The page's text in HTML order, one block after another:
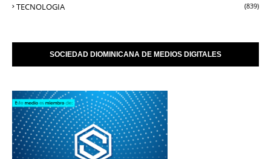
TECNOLOGIA (839)
SOCIEDAD DIOMINICANA DE MEDIOS DIGITALES